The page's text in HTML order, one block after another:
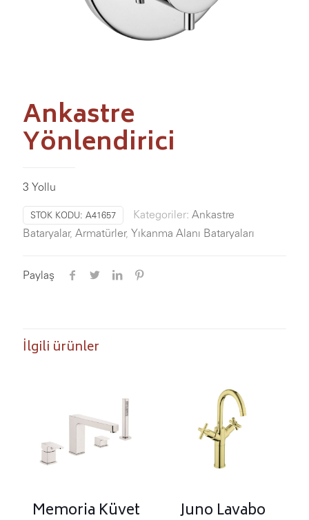
Ankastre
Yönlendirici
3 Yollu
STOK KODU: A41657 Kategoriler: Ankastre
Bataryalar, Armatürler, Yıkanma Alanı Bataryaları
Paylaş
İlgili ürünler
Memoria Küvet Juno Lavabo